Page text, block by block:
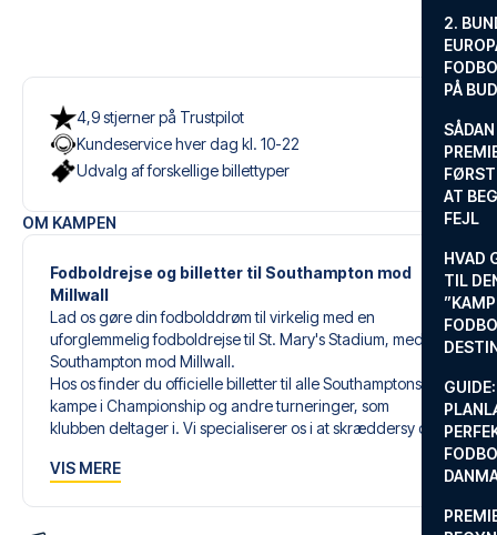
2.
PÅ
AT
FEJL
HVAD
TIL
4,9 stjerner på Trustpilot
Kundeservice hver dag kl. 10-22
Udvalg af forskellige billettyper
OM KAMPEN
Fodboldrejse og billetter til Southampton mod
Millwall
Lad os gøre din fodbolddrøm til virkelig med en
uforglemmelig fodboldrejse til St. Mary's Stadium, med
Southampton mod Millwall.
Hos os finder du officielle billetter til alle Southamptons
kampe i Championship og andre turneringer, som
klubben deltager i. Vi specialiserer os i at skræddersy den
ønsker og behov.
VIS MERE